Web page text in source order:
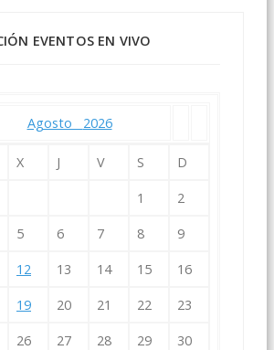
EVENTOS EN VIVO
Agosto 2026
X J V S D
1 2
5 6 7 8 9
12 13 14 15 16
19 20 21 22 23
26 27 28 29 30